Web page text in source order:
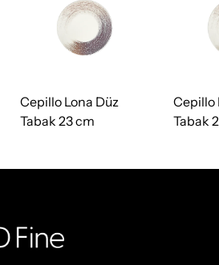
Cepillo Lona Düz
Tabak 23 cm
Cepillo
Tabak